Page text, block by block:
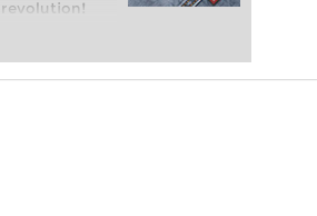
revolution!
club chess,